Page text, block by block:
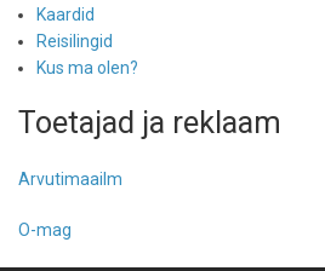
Kaardid
Reisilingid
Kus ma olen?
Toetajad ja reklaam
Arvutimaailm
O-mag